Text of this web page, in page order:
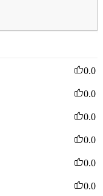
0.0
0.0
0.0
0.0
0.0
0.0